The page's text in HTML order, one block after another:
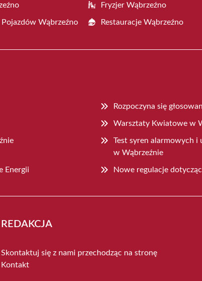
Fryzjer Wąbrzeźno
Wąbrzeźno Restauracje Wąbrzeźno
Rozpoczyna się
Warsztaty Kwiatowe w
Test syren alarmowych
w Wąbrzeźnie
Energii Nowe regulacje
REDAKCJA
Skontaktuj się z nami przechodząc na stronę
Kontakt